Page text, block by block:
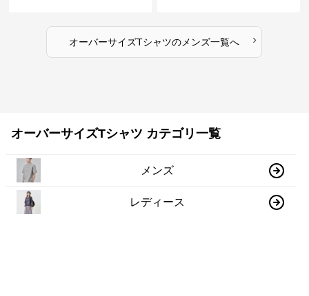
オーバーサイズTシャツの メンズ一覧へ ›
オーバーサイズTシャツ カテゴリ一覧
メンズ
レディース